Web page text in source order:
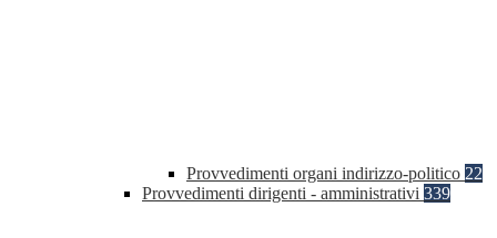
Provvedimenti organi indirizzo-politico 22
Provvedimenti dirigenti - amministrativi 339